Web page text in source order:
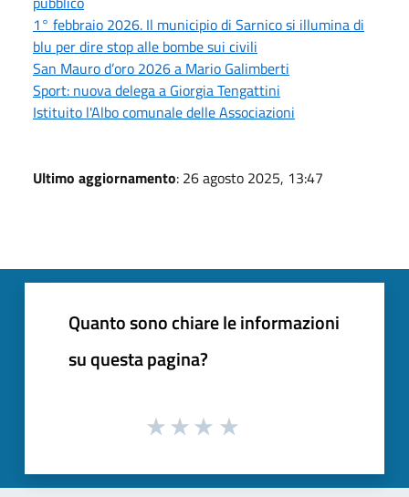
1° febbraio 2026. Il municipio di Sarnico si illumina di
blu per dire stop alle bombe sui civili
San Mauro d’oro 2026 a Mario Galimberti
Sport: nuova delega a Giorgia Tengattini
Istituito l'Albo comunale delle Associazioni
Ultimo aggiornamento: 26 agosto 2025, 13:47
Quanto sono chiare le informazioni
su questa pagina?